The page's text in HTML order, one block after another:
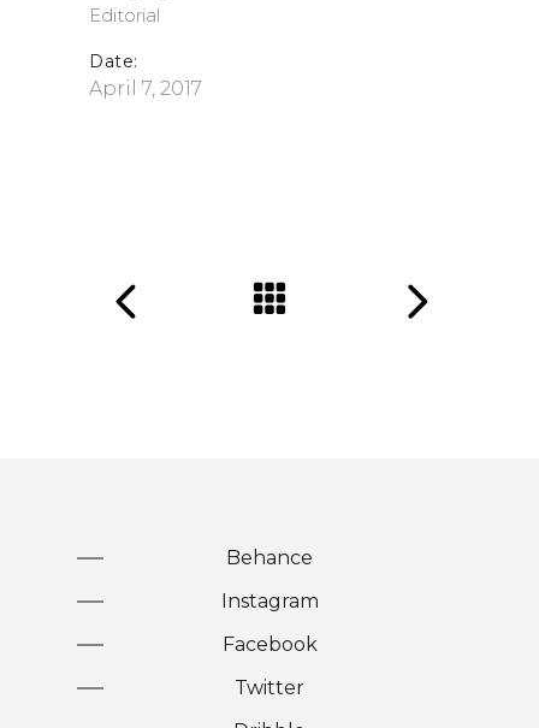
Editorial
Date:
April 7, 2017
Behance
Instagram
Facebook
Twitter